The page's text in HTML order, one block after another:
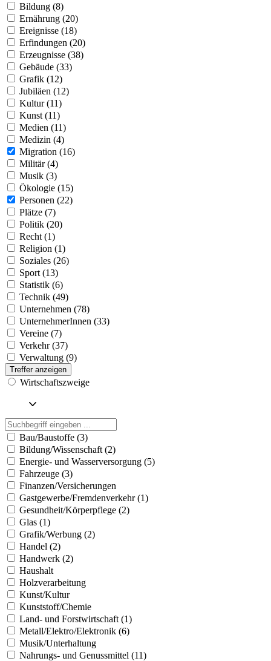
Bildung (8)
Ernährung (20)
Ereignisse (18)
Erfindungen (20)
Erzeugnisse (38)
Gebäude (33)
Grafik (12)
Jubiläen (12)
Kultur (11)
Kunst (11)
Medien (11)
Medizin (4)
Migration (16)
Militär (4)
Musik (3)
Ökologie (15)
Personen (22)
Plätze (7)
Politik (20)
Recht (1)
Religion (1)
Soziales (26)
Sport (13)
Statistik (6)
Technik (49)
Unternehmen (78)
UnternehmerInnen (33)
Vereine (7)
Verkehr (37)
Verwaltung (9)
Treffer anzeigen
Wirtschaftszweige
Bau/Baustoffe (3)
Bildung/Wissenschaft (2)
Energie- und Wasserversorgung (5)
Fahrzeuge (3)
Finanzen/Versicherungen
Gastgewerbe/Fremdenverkehr (1)
Gesundheit/Körperpflege (2)
Glas (1)
Grafik/Werbung (2)
Handel (2)
Handwerk (2)
Haushalt
Holzverarbeitung
Kunst/Kultur
Kunststoff/Chemie
Land- und Forstwirtschaft (1)
Metall/Elektro/Elektronik (6)
Musik/Unterhaltung
Nahrungs- und Genussmittel (11)